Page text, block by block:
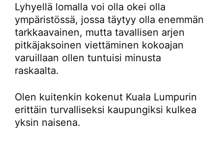
Lyhyellä lomalla voi olla okei olla
ympäristössä, jossa täytyy olla enemmän
tarkkaavainen, mutta tavallisen arjen
pitkäjaksoinen viettäminen kokoajan
varuillaan ollen tuntuisi minusta
raskaalta.
Olen kuitenkin kokenut Kuala Lumpurin
erittäin turvalliseksi kaupungiksi kulkea
yksin naisena.